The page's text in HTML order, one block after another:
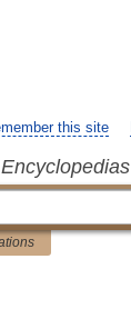
this site